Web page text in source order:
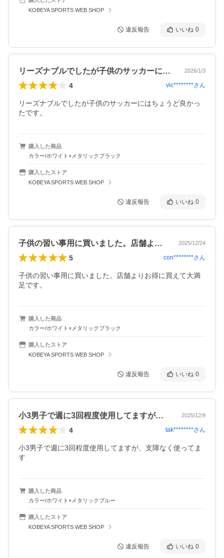
KOBEYA SPORTS WEB SHOP
違反報告 いいね 0
リーズナブルでしたが子供のサッカーには… 2026/1/3
4 vic********さん
リーズナブルでしたが子供のサッカーにはちょうど良かっ
たです。
購入した商品
カラー/ホワイト×メタリックブラック
購入したストア
KOBEYA SPORTS WEB SHOP
違反報告 いいね 0
子供の習い事用に買いました。店舗よりお… 2025/12/24
5 con********さん
子供の習い事用に買いました。店舗よりお得に買えて大満
足です。
購入した商品
カラー/ホワイト×メタリックブラック
購入したストア
KOBEYA SPORTS WEB SHOP
違反報告 いいね 0
小3男子で週に3回程度使用してますが、… 2025/12/9
4 tak********さん
小3男子で週に3回程度使用してますが、支障なく使ってま
す
購入した商品
カラー/ホワイト×メタリックブルー
購入したストア
KOBEYA SPORTS WEB SHOP
違反報告 いいね 0